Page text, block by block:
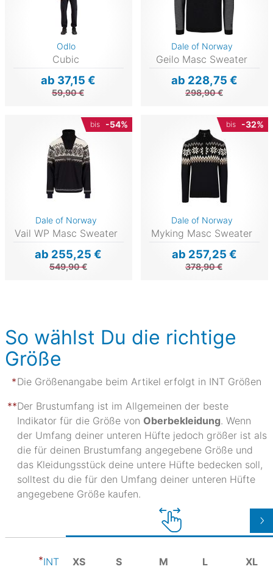
Odlo
Cubic
ab 37,15 €
59,90 €
Dale of Norway
Geilo Masc Sweater
ab 228,75 €
298,90 €
bis -54%
Dale of Norway
Vail WP Masc Sweater
ab 255,25 €
549,90 €
bis -32%
Dale of Norway
Myking Masc Sweater
ab 257,25 €
378,90 €
So wählst Du die richtige
Größe
Die Größenangabe beim Artikel erfolgt in INT Größen
Der Brustumfang ist im Allgemeinen der beste
Indikator für die Größe von Oberbekleidung. Wenn
der Umfang deiner unteren Hüfte jedoch größer ist als
die für deinen Brustumfang angegebene Größe und
das Kleidungsstück deine untere Hüfte bedecken soll,
solltest du die für den Umfang deiner unteren Hüfte
angegebene Größe kaufen.
INT XS S M L XL